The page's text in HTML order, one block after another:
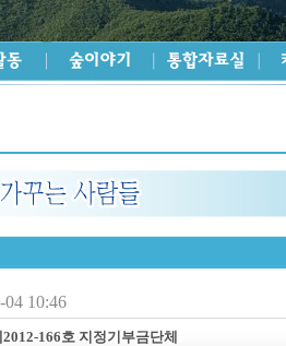
10:46
166호 지정기부금단체